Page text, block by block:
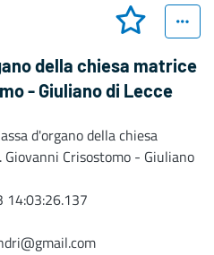
della chiesa matrice
- Giuliano di Lecce
d'organo della chiesa
Giovanni Crisostomo - Giuliano